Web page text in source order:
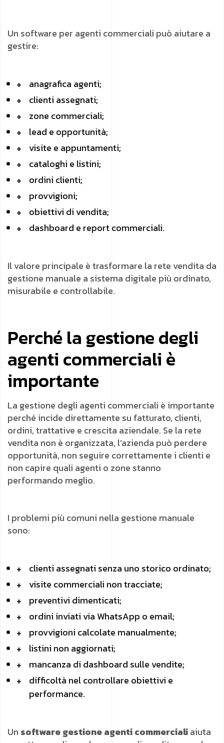
Un software per agenti commerciali può aiutare a
gestire:
anagrafica agenti;
clienti assegnati;
zone commerciali;
lead e opportunità;
visite e appuntamenti;
cataloghi e listini;
ordini clienti;
provvigioni;
obiettivi di vendita;
dashboard e report commerciali.
Il valore principale è trasformare la rete vendita da
gestione manuale a sistema digitale più ordinato,
misurabile e controllabile.
Perché la gestione degli
agenti commerciali è
importante
La gestione degli agenti commerciali è importante
perché incide direttamente su fatturato, clienti,
ordini, trattative e crescita aziendale. Se la rete
vendita non è organizzata, l’azienda può perdere
opportunità, non seguire correttamente i clienti e
non capire quali agenti o zone stanno
performando meglio.
I problemi più comuni nella gestione manuale
sono:
clienti assegnati senza uno storico ordinato;
visite commerciali non tracciate;
preventivi dimenticati;
ordini inviati via WhatsApp o email;
provvigioni calcolate manualmente;
listini non aggiornati;
mancanza di dashboard sulle vendite;
difficoltà nel controllare obiettivi e
performance.
Un software gestione agenti commercialiaiuta